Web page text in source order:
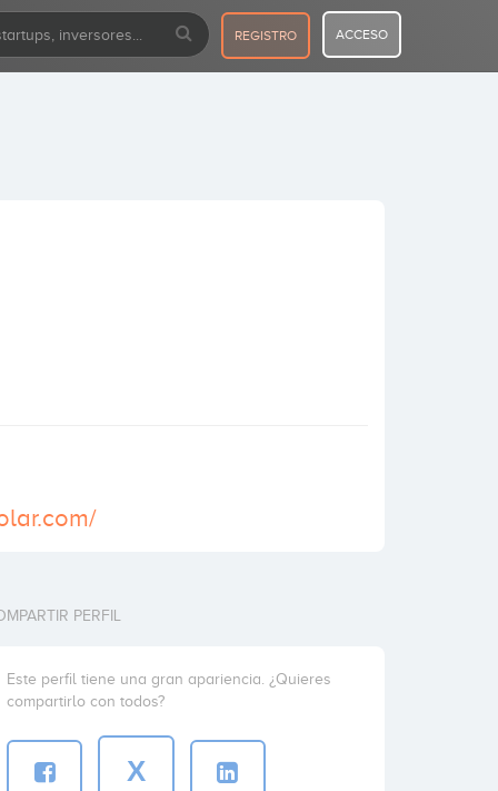
REGISTRO ACCESO
PERFIL
Este perfil tiene una gran apariencia. ¿Quieres
compartirlo con todos?
X